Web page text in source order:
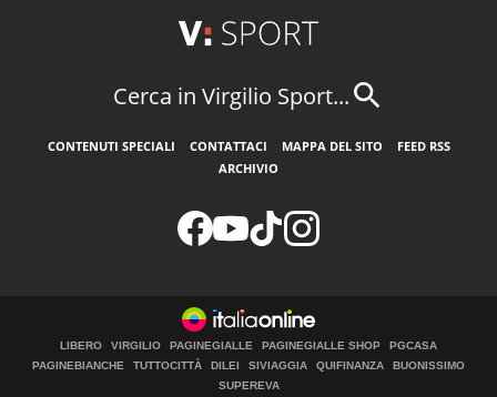
Cerca in Virgilio Sport...
CONTENUTI SPECIALI CONTATTACI MAPPA DEL SITO
FEED RSS
ARCHIVIO
LIBERO VIRGILIO PAGINEGIALLE PAGINEGIALLE SHOP
PGCASA
PAGINEBIANCHE
TUTTOCITTÀ DILEI SIVIAGGIA QUIFINANZA
BUONISSIMO
SUPEREVA